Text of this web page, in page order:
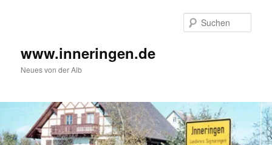
www.inneringen.de
Neues von der Alb